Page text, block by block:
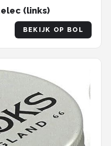
(links)
BEKIJK OP BOL